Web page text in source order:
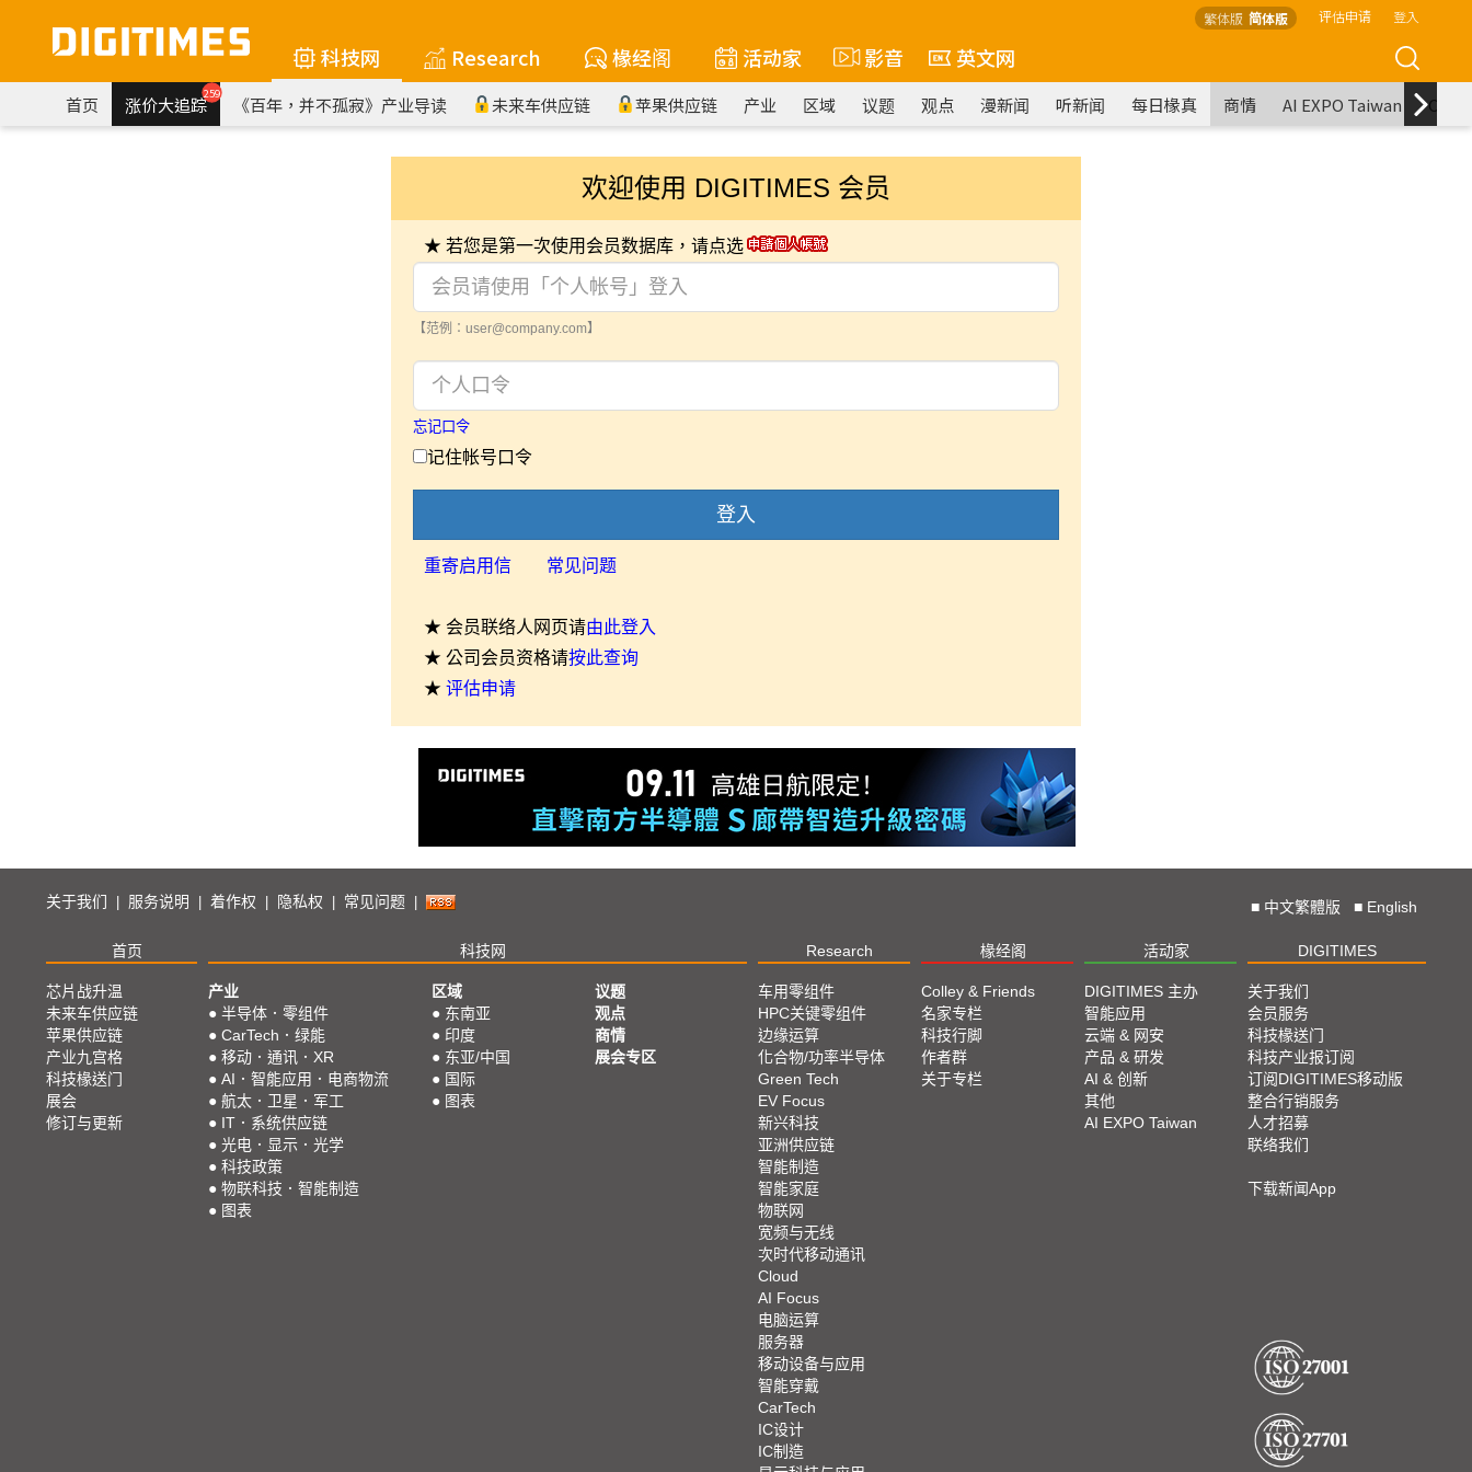
繁体版 简体版 评估申请 登入
科技网 Research 椽经阁 活动家 影音 英文网
首页 涨价大追踪259 《百年，并不孤寂》产业导读 未来车供应链 苹果供应链 产业 区域 议题 观点 漫新闻 听新闻 每日椽真 商情 AI EXPO Taiwan
欢迎使用 DIGITIMES 会员
★ 若您是第一次使用会员数据库，请点选
【范例：user@company.com】
忘记口令
记住帐号口令
登入
重寄启用信 常见问题
★ 会员联络人网页请由此登入
★ 公司会员资格请按此查询
★ 评估申请
关于我们 服务说明 着作权 隐私权 常见问题 ■ 中文繁體版 ■ English
首页 科技网 Research 椽经阁 活动家 DIGITIMES
芯片战升温
未来车供应链
苹果供应链
产业九宫格
科技椽送门
展会
修订与更新
产业
● 半导体．零组件
● CarTech．绿能
● 移动．通讯．XR
● AI．智能应用．电商物流
● 航太．卫星．军工
● IT．系统供应链
● 光电．显示．光学
● 科技政策
● 物联科技．智能制造
● 图表
区域
● 东南亚
● 印度
● 东亚/中国
● 国际
● 图表
议题
观点
商情
展会专区
车用零组件
HPC关键零组件
边缘运算
化合物/功率半导体
Green Tech
EV Focus
新兴科技
亚洲供应链
智能制造
智能家庭
物联网
宽频与无线
次时代移动通讯
Cloud
AI Focus
电脑运算
服务器
移动设备与应用
智能穿戴
CarTech
IC设计
IC制造
Colley & Friends
名家专栏
科技行脚
作者群
关于专栏
DIGITIMES 主办
智能应用
云端 & 网安
产品 & 研发
AI & 创新
其他
AI EXPO Taiwan
关于我们
会员服务
科技椽送门
科技产业报订阅
订阅DIGITIMES移动版
整合行销服务
人才招募
联络我们
下载新闻App